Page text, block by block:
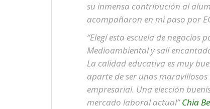
su inmensa contribución al
acompañaron en mi paso por
“Elegí esta escuela de
Medioambiental y salí
La calidad educativa es muy
aparte de ser unos
empresarial. Una elección
mercado laboral actual” Chia